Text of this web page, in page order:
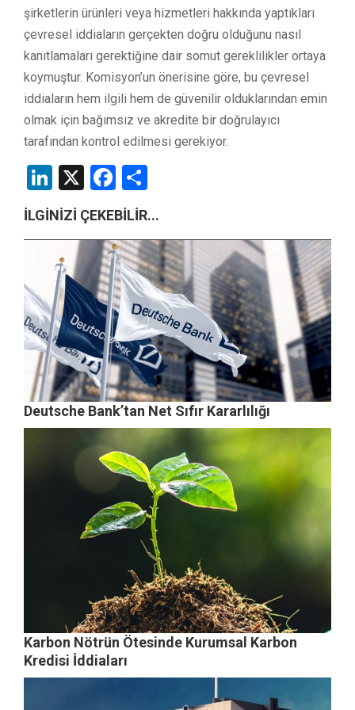
şirketlerin ürünleri veya hizmetleri hakkında yaptıkları
çevresel iddiaların gerçekten doğru olduğunu nasıl
kanıtlamaları gerektiğine dair somut gereklilikler ortaya
koymuştur. Komisyon’un önerisine göre, bu çevresel
iddiaların hem ilgili hem de güvenilir olduklarından emin
olmak için bağımsız ve akredite bir doğrulayıcı
tarafından kontrol edilmesi gerekiyor.
LinkedIn
X Facebook
İLGİNİZİ ÇEKEBİLİR...
Deutsche Bank’tan Net Sıfır Kararlılığı
Karbon Nötrün Ötesinde Kurumsal Karbon
Kredisi İddiaları